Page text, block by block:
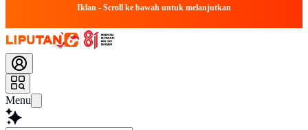
Iklan - Scroll ke bawah untuk melanjutkan
Menu